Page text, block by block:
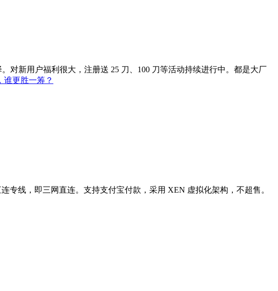
对新用户福利很大，注册送 25 刀、100 刀等活动持续进行中。都是大厂
谁更胜一筹？
专线，即三网直连。支持支付宝付款，采用 XEN 虚拟化架构，不超售。